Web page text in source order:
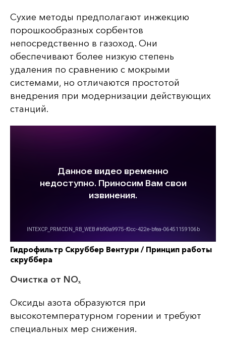
Сухие методы предполагают инжекцию
порошкообразных сорбентов
непосредственно в газоход. Они
обеспечивают более низкую степень
удаления по сравнению с мокрыми
системами, но отличаются простотой
внедрения при модернизации действующих
станций.
Гидрофильтр Скруббер Вентури / Принцип работы
скруббера
Очистка от NOₓ
Оксиды азота образуются при
высокотемпературном горении и требуют
специальных мер снижения.